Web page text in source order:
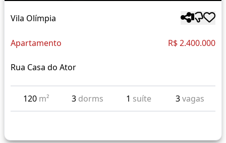
Vila Olímpia
Apartamento R$ 2.400.000
Rua Casa do Ator
120 m² 3 dorms 1 suíte 3vagas